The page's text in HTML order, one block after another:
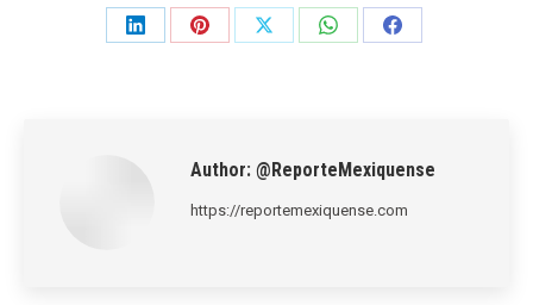
Share
Share
Share
Share
Share
Author: @ReporteMexiquense
https://reportemexiquense.com